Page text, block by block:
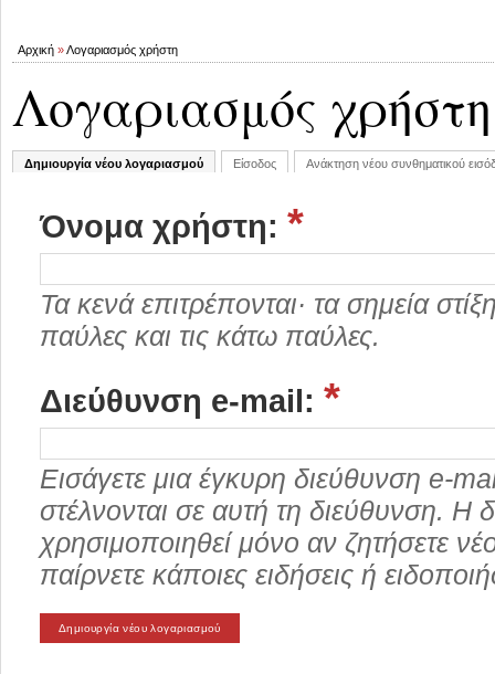
Αρχική »Λογαριασμός χρήστη
Λογαριασμός χρήστη
Δημιουργία νέου λογαριασμού Είσοδος Ανάκτηση νέου συνθηματικού
Όνομα χρήστη: *
Τα κενά επιτρέπονται· τα σημεία
παύλες και τις κάτω παύλες.
Διεύθυνση e-mail: *
Εισάγετε μια έγκυρη διεύθυνση e-
στέλνονται σε αυτή τη διεύθυνση. Η
χρησιμοποιηθεί μόνο αν ζητήσετε
παίρνετε κάποιες ειδήσεις ή